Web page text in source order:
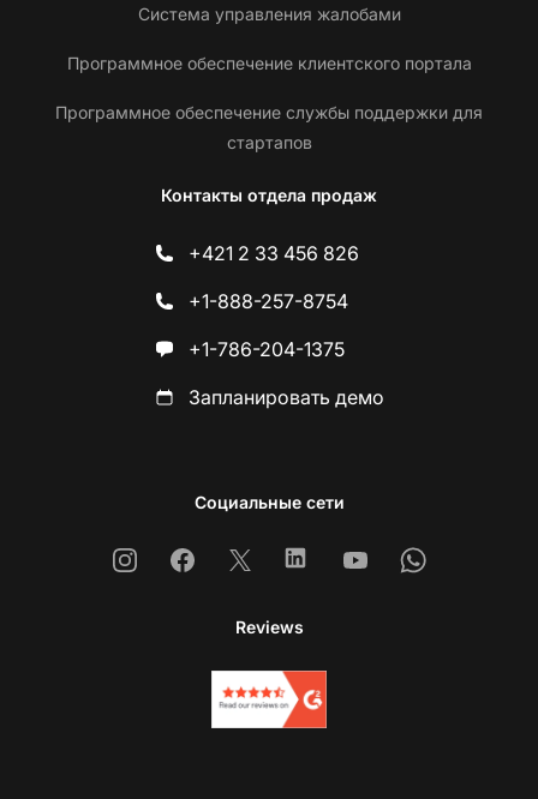
Система управления жалобами
Программное обеспечение клиентского портала
Программное обеспечение службы поддержки для
стартапов
Контакты отдела продаж
+421 2 33 456 826
+1-888-257-8754
+1-786-204-1375
Запланировать демо
Социальные сети
InstagramFacebook
X LinkedinYoutubeWhatsapp
Reviews